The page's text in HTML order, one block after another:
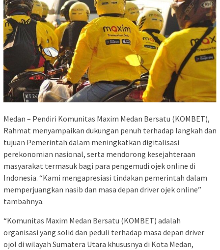
Medan – Pendiri Komunitas Maxim Medan Bersatu (KOMBET),
Rahmat menyampaikan dukungan penuh terhadap langkah dan
tujuan Pemerintah dalam meningkatkan digitalisasi
perekonomian nasional, serta mendorong kesejahteraan
masyarakat termasuk bagi para pengemudi ojek online di
Indonesia. “Kami mengapresiasi tindakan pemerintah dalam
memperjuangkan nasib dan masa depan driver ojek online”
tambahnya.
“Komunitas Maxim Medan Bersatu (KOMBET) adalah
organisasi yang solid dan peduli terhadap masa depan driver
ojol di wilayah Sumatera Utara khususnya di Kota Medan,